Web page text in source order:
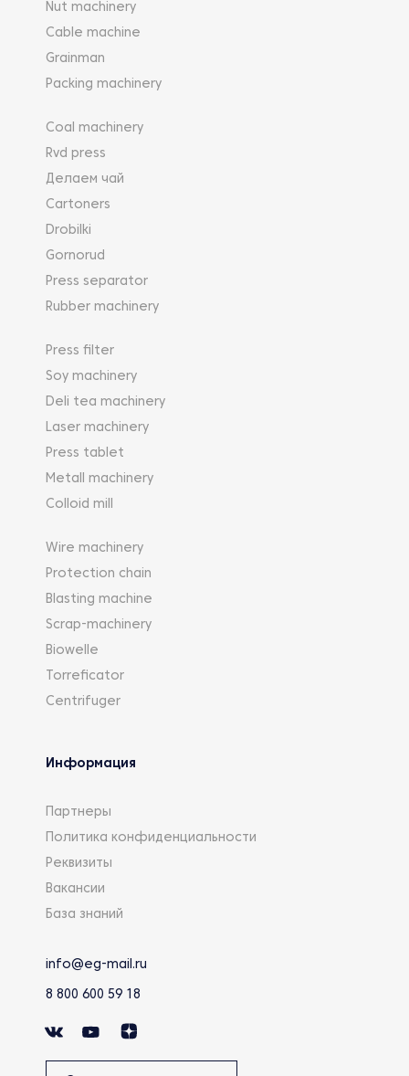
Nut machinery
Cable machine
Grainman
Packing machinery
Coal machinery
Rvd press
Делаем чай
Cartoners
Drobilki
Gornorud
Press separator
Rubber machinery
Press filter
Soy machinery
Deli tea machinery
Laser machinery
Press tablet
Metall machinery
Colloid mill
Wire machinery
Protection chain
Blasting machine
Scrap-machinery
Biowelle
Torreficator
Centrifuger
Информация
Партнеры
Политика конфиденциальности
Реквизиты
Вакансии
База знаний
info@eg-mail.ru
8 800 600 59 18